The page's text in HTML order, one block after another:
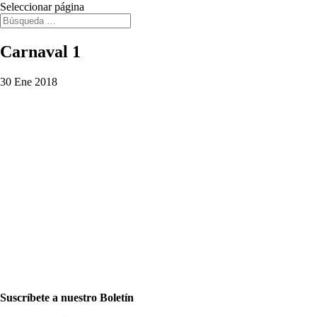
Seleccionar página
Carnaval 1
30 Ene 2018
Suscríbete a nuestro Boletín